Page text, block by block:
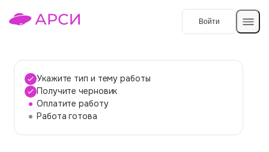
Войти
Темы работ
О сервисе
Укажите тип и тему работы
Получите черновик
Оплатите работу
Работа готова